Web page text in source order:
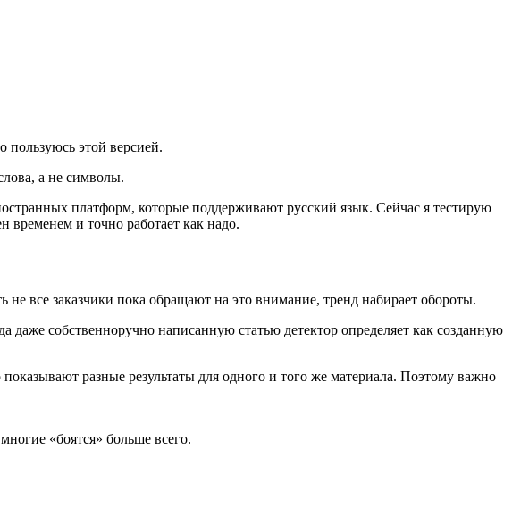
пользуюсь этой версией.
а не символы.
платформ, которые поддерживают русский язык. Сейчас я тестирую
временем и точно работает как надо.
все заказчики пока обращают на это внимание, тренд набирает обороты.
собственноручно написанную статью детектор определяет как созданную
разные результаты для одного и того же материала. Поэтому важно
«боятся» больше всего.